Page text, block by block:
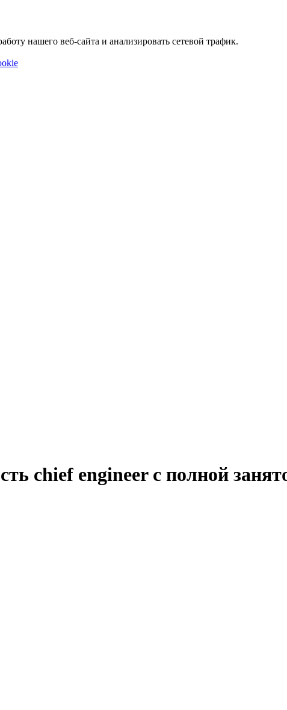
нашего веб-сайта и анализировать сетевой трафик.
chief engineer с полной